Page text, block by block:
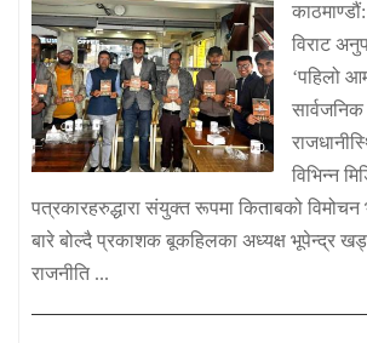
विराट
‘पहिलो
विभिन्न
पत्रकारहरुद्धारा संयुक्त रूपमा किताबको
बारे बोल्दै प्रकाशक बूकहिलका अध्यक्ष भूपेन्द्र
राजनीति ...